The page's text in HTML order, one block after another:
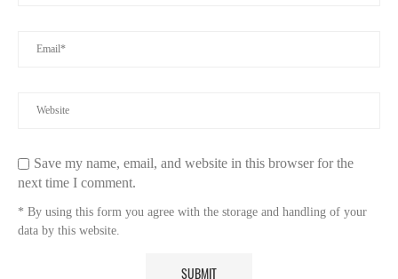
Save my name, email, and website in this browser for the
next time I comment.
* By using this form you agree with the storage and handling of your
data by this website.